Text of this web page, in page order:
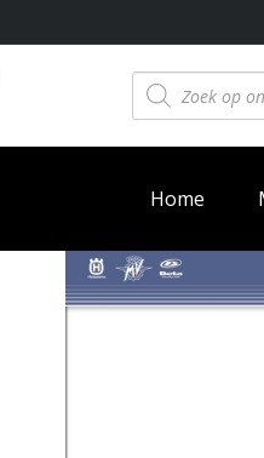
Producten
zoeken
Home